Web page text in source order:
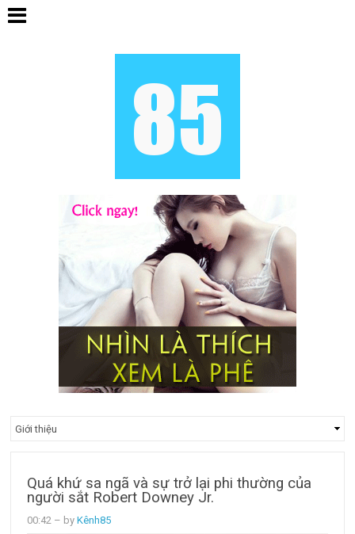
Quá khứ sa ngã và sự trở lại phi thường của
người sắt Robert Downey Jr.
00:42 – byKênh85